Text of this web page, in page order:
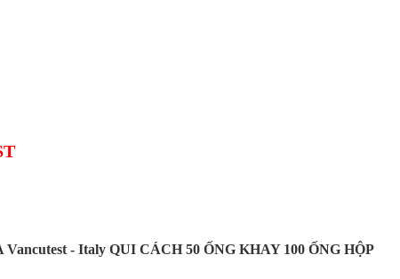
- Italy QUI CÁCH 50 ỐNG KHAY 100 ỐNG HỘP